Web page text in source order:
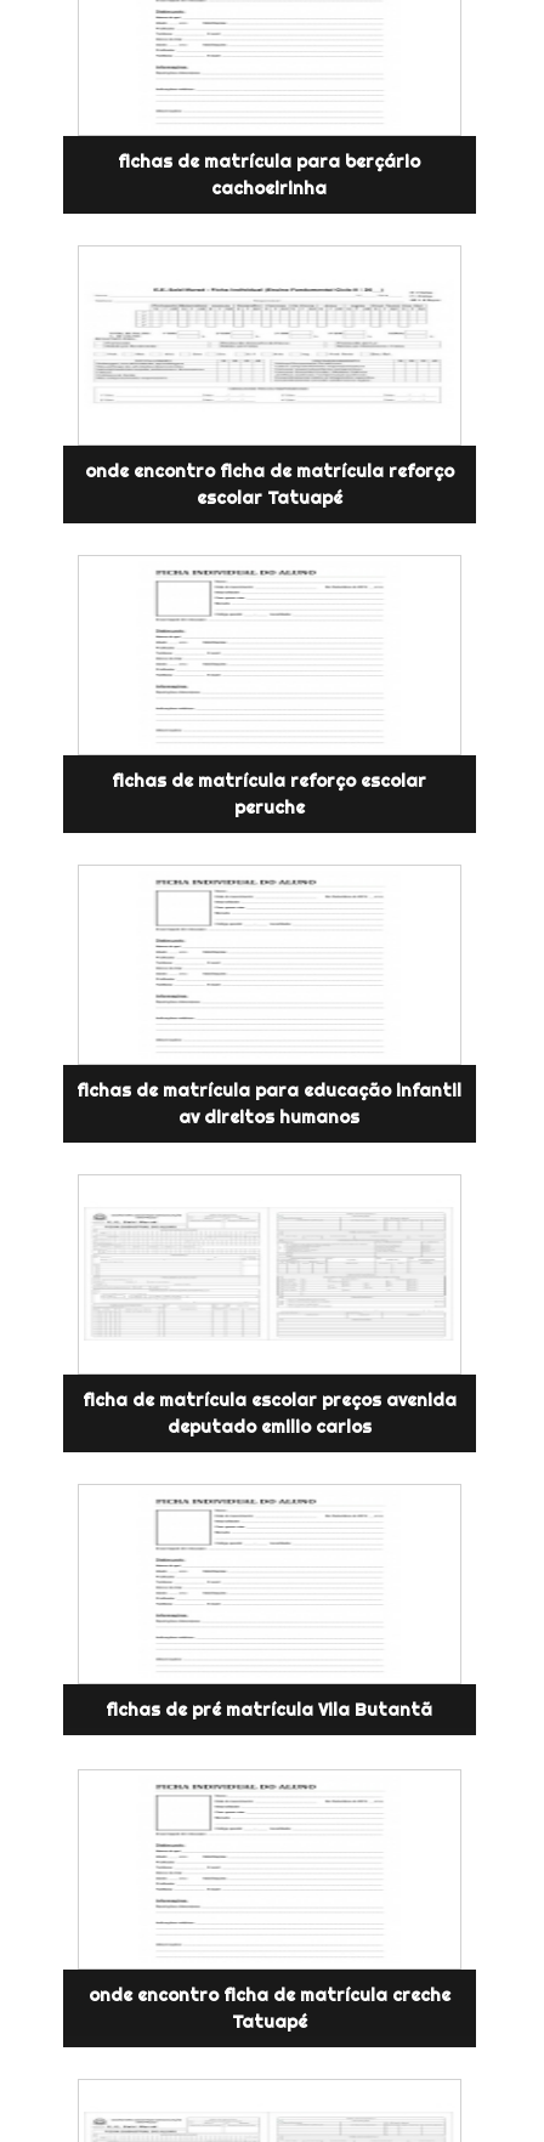
fichas de matrícula para berçário
cachoeirinha
onde encontro ficha de matrícula reforço
escolar Tatuapé
fichas de matrícula reforço escolar
peruche
fichas de matrícula para educação infantil
av direitos humanos
ficha de matrícula escolar preços avenida
deputado emilio carlos
fichas de pré matrícula Vila Butantã
onde encontro ficha de matrícula creche
Tatuapé